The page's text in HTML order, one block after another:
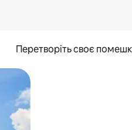
Перетворіть своє